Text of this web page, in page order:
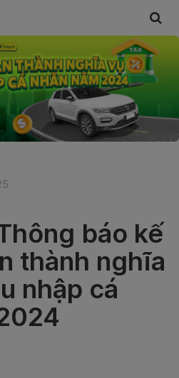
báo kế
thành nghĩa
nhập cá